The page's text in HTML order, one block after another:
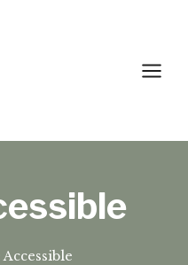
Accessible